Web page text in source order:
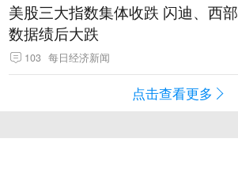
美股三大指数集体收跌 闪迪、西部
数据绩后大跌
103 每日经济新闻
点击查看更多